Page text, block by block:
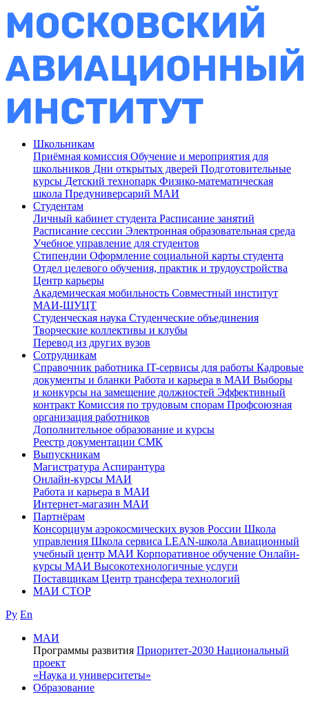
Школьникам
Приёмная комиссия Обучение и мероприятия для
школьников Дни открытых дверей Подготовительные
курсы Детский технопарк Физико-математическая
школа Предуниверсарий МАИ
Студентам
Личный кабинет студента Расписание занятий
Расписание сессии Электронная образовательная среда
Учебное управление для студентов
Стипендии Оформление социальной карты студента
Отдел целевого обучения, практик и трудоустройства
Центр карьеры
Академическая мобильность Совместный институт
МАИ-ШУЦТ
Студенческая наука Студенческие объединения
Творческие коллективы и клубы
Перевод из других вузов
Сотрудникам
Cправочник работника IT-сервисы для работы Кадровые
документы и бланки Работа и карьера в МАИ Выборы
и конкурсы на замещение должностей Эффективный
контракт Комиссия по трудовым спорам Профсоюзная
организация работников
Дополнительное образование и курсы
Реестр документации СМК
Выпускникам
Магистратура Аспирантура
Онлайн-курсы МАИ
Работа и карьера в МАИ
Интернет-магазин МАИ
Партнёрам
Консорциум аэрокосмических вузов России Школа
управления Школа сервиса LEAN-школа Авиационный
учебный центр МАИ Корпоративное обучение Онлайн-
курсы МАИ Высокотехнологичные услуги
Поставщикам Центр трансфера технологий
МАИ СТОР
Ру En
МАИ
Программы развития Приоритет-2030 Национальный
проект
«Наука и университеты»
Образование